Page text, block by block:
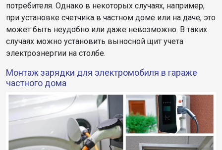
потребителя. Однако в некоторых случаях, например,
при установке счетчика в частном доме или на даче, это
может быть неудобно или даже невозможно. В таких
случаях можно установить выносной щит учета
электроэнергии на столбе.
Монтаж зарядки для электромобиля в гараже
частного дома